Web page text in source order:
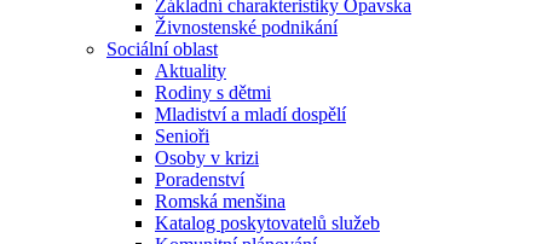
Základní charakteristiky Opavska
Živnostenské podnikání
Sociální oblast
Aktuality
Rodiny s dětmi
Mladiství a mladí dospělí
Senioři
Osoby v krizi
Poradenství
Romská menšina
Katalog poskytovatelů služeb